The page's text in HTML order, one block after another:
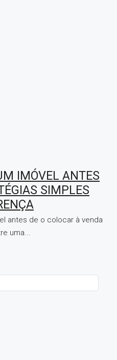
IMÓVEL ANTES
SIMPLES
antes de o colocar à venda
uma...